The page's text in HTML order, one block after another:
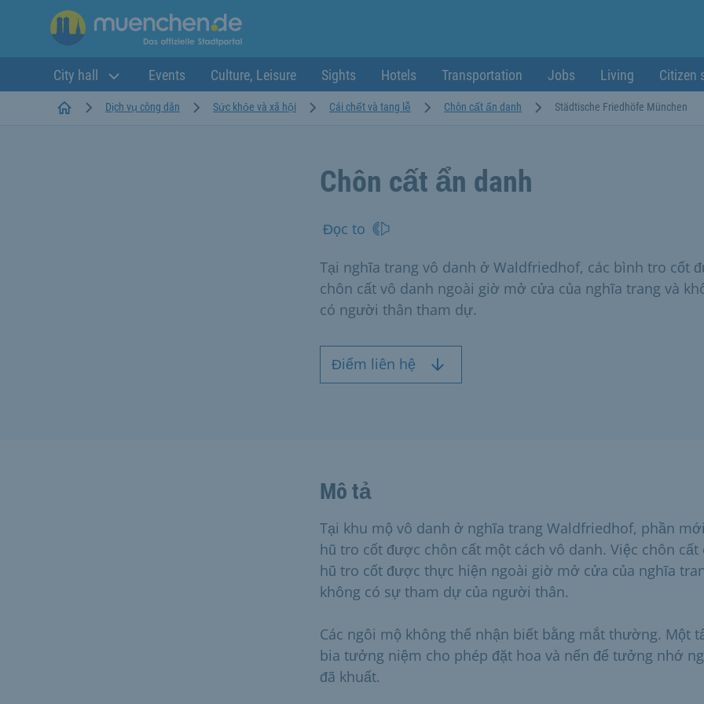
City hall Events Culture, Leisure Sights Hotels Transportation Jobs Living Citizen
StartseiteDịch vụ công dân Sức khỏe và xã hội Cái chết và tang lễ Chôn cất ẩn danh Städtische Friedhöfe München
Chôn cất ẩn danh
Đọc to
Tại nghĩa trang vô danh ở Waldfriedhof, các bình tro cốt
chôn cất vô danh ngoài giờ mở cửa của nghĩa trang và
có người thân tham dự.
Điểm liên hệ
Mô tả
Tại khu mộ vô danh ở nghĩa trang Waldfriedhof, phần
hũ tro cốt được chôn cất một cách vô danh. Việc chôn cất
hũ tro cốt được thực hiện ngoài giờ mở cửa của nghĩa
không có sự tham dự của người thân.
Các ngôi mộ không thể nhận biết bằng mắt thường. Một
bia tưởng niệm cho phép đặt hoa và nến để tưởng nhớ
đã khuất.